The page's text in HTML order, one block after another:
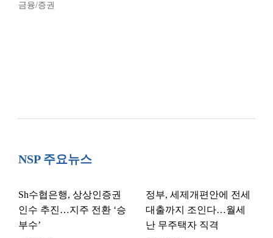
금융/증권
NSP 주요뉴스
Sh수협은행, 상상인증권
인수 추진…지주 전환 ‘승
부수’
정부, 세제개편안에 전세
대출까지 조인다…월세
난 무주택자 직격